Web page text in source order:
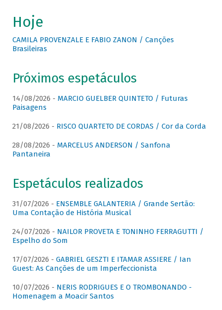
Hoje
CAMILA PROVENZALE E FABIO ZANON / Canções
Brasileiras
Próximos espetáculos
14/08/2026 - MARCIO GUELBER QUINTETO / Futuras
Paisagens
21/08/2026 - RISCO QUARTETO DE CORDAS / Cor da Corda
28/08/2026 - MARCELUS ANDERSON / Sanfona
Pantaneira
Espetáculos realizados
31/07/2026 - ENSEMBLE GALANTERIA / Grande Sertão:
Uma Contação de História Musical
24/07/2026 - NAILOR PROVETA E TONINHO FERRAGUTTI /
Espelho do Som
17/07/2026 - GABRIEL GESZTI E ITAMAR ASSIERE / Ian
Guest: As Canções de um Imperfeccionista
10/07/2026 - NERIS RODRIGUES E O TROMBONANDO -
Homenagem a Moacir Santos